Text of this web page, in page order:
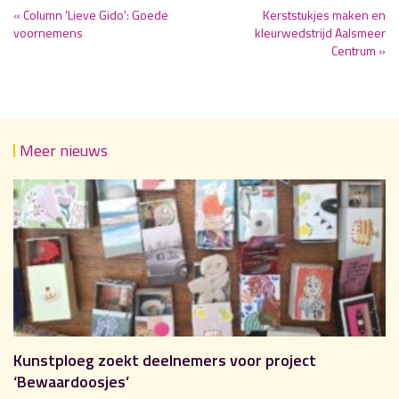
« Column 'Lieve Gido': Goede
voornemens
Kerststukjes maken en
kleurwedstrijd Aalsmeer
Centrum »
Meer nieuws
Kunstploeg zoekt deelnemers voor project
‘Bewaardoosjes’